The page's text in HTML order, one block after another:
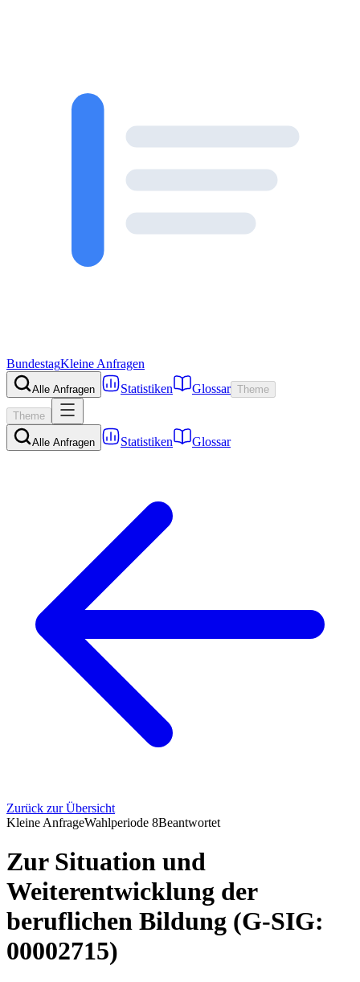
BundestagKleine Anfragen
Alle Anfragen Statistiken Glossar Theme
Theme
Alle Anfragen Statistiken Glossar
Zurück zur Übersicht
Kleine AnfrageWahlperiode 8Beantwortet
Zur Situation und
Weiterentwicklung der
beruflichen Bildung (G-SIG:
00002715)